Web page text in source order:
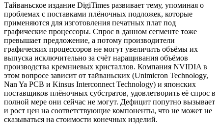
Тайваньское издание DigiTimes развивает тему, упоминая о
проблемах с поставками плёночных подложек, которые
применяются для изготовления печатных плат под
графические процессоры. Спрос в данном сегменте тоже
превышает предложение, а потому производители
графических процессоров не могут увеличить объёмы их
выпуска исключительно за счёт наращивания объёмов
производства кремниевых кристаллов. Компания NVIDIA в
этом вопросе зависит от тайваньских (Unimicron Technology,
Nan Ya PCB и Kinsus Interconnect Technology) и японских
поставщиков плёночных субстратов, удовлетворить её спрос в
полной мере они сейчас не могут. Дефицит попутно вызывает
и рост цен на соответствующие компоненты, что не может не
сказываться на стоимости конечных изделий.